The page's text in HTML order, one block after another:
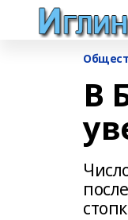
В